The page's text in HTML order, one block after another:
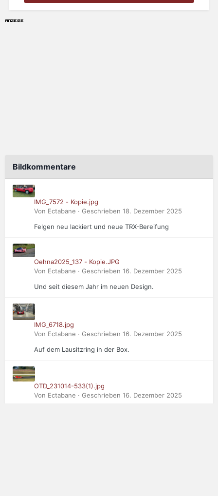
Bildkommentare
IMG_7572 - Kopie.jpg
Von Ectabane · Geschrieben 18. Dezember 2025
Felgen neu lackiert und neue TRX-Bereifung
Oehna2025_137 - Kopie.JPG
Von Ectabane · Geschrieben 16. Dezember 2025
Und seit diesem Jahr im neuen Design.
IMG_6718.jpg
Von Ectabane · Geschrieben 16. Dezember 2025
Auf dem Lausitzring in der Box.
OTD_231014-533(1).jpg
Von Ectabane · Geschrieben 16. Dezember 2025